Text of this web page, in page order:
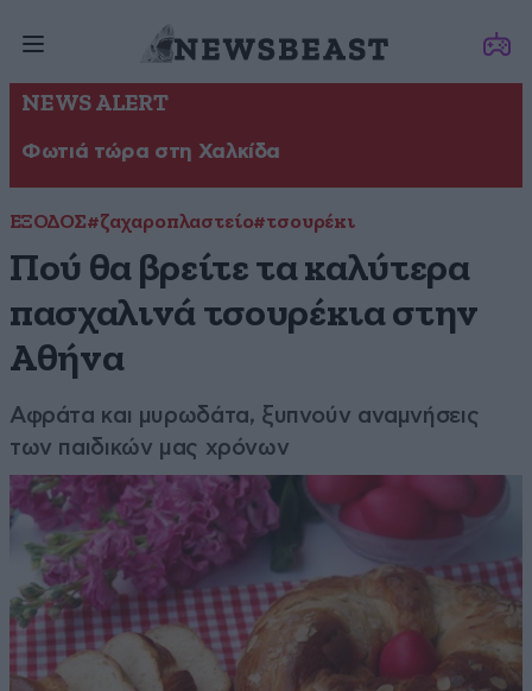
NEWS ALERT
Φωτιά τώρα στη Χαλκίδα
ΕΞΟΔΟΣ#ζαχαροπλαστείο#τσουρέκι
Πού θα βρείτε τα καλύτερα
πασχαλινά τσουρέκια στην
Αθήνα
Αφράτα και μυρωδάτα, ξυπνούν αναμνήσεις
των παιδικών μας χρόνων